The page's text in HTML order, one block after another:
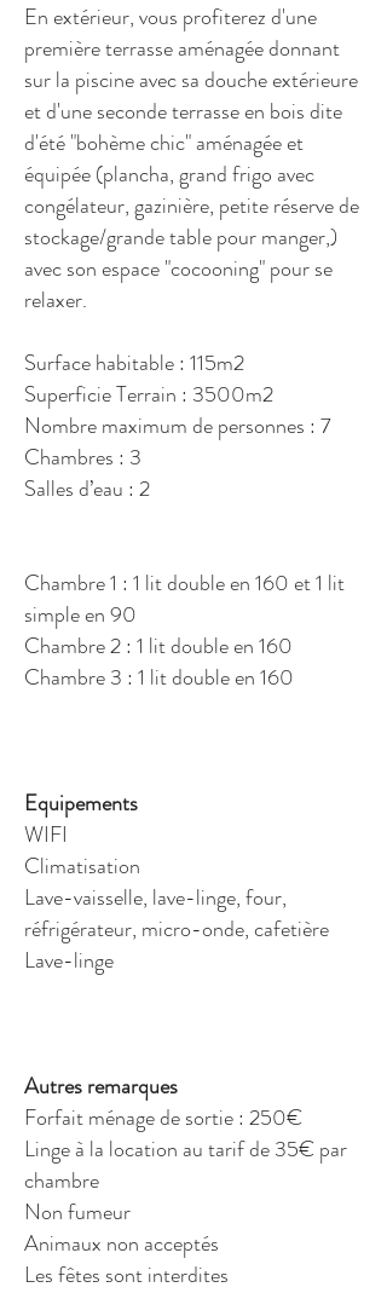
En extérieur, vous profiterez d'une
première terrasse aménagée donnant
sur la piscine avec sa douche extérieure
et d'une seconde terrasse en bois dite
d'été "bohème chic" aménagée et
équipée (plancha, grand frigo avec
congélateur, gazinière, petite réserve de
stockage/grande table pour manger,)
avec son espace "cocooning" pour se
relaxer.
Surface habitable : 115m2
Superficie Terrain : 3500m2
Nombre maximum de personnes : 7
Chambres : 3
Salles d’eau : 2
Chambre 1 : 1 lit double en 160 et 1 lit
simple en 90
Chambre 2 : 1 lit double en 160
Chambre 3 : 1 lit double en 160
Equipements
WIFI
Climatisation
Lave-vaisselle, lave-linge, four,
réfrigérateur, micro-onde, cafetière
Lave-linge
Autres remarques
Forfait ménage de sortie : 250€​
Linge à la location au tarif de 35€ par
chambre
Non fumeur
Animaux non acceptés
Les fêtes sont interdites